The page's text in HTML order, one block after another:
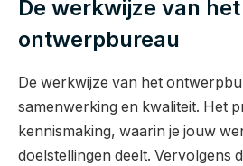
De werkwijze van het
ontwerpbureau
De werkwijze van het
samenwerking en kwaliteit. Het
kennismaking, waarin je jouw
doelstellingen deelt. Vervolgens